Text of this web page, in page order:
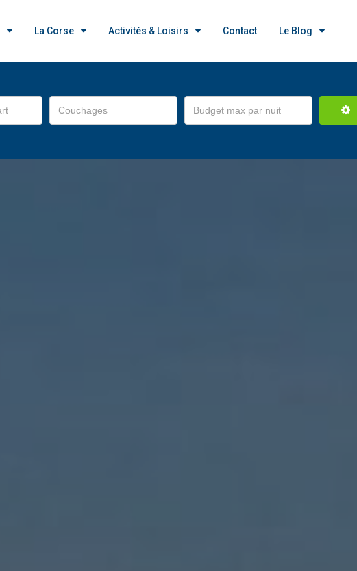
La Corse Activités & Loisirs Contact Le Blog